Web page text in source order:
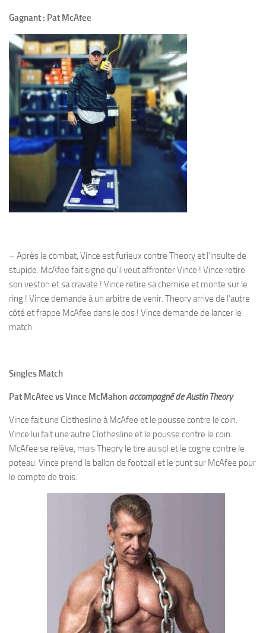
Gagnant : Pat McAfee
– Après le combat, Vince est furieux contre Theory et l’insulte de
stupide. McAfee fait signe qu’il veut affronter Vince ! Vince retire
son veston et sa cravate ! Vince retire sa chemise et monte sur le
ring ! Vince demande à un arbitre de venir. Theory arrive de l’autre
côté et frappe McAfee dans le dos ! Vince demande de lancer le
match.
Singles Match
Pat McAfee vs Vince McMahon accompagné de Austin Theory
Vince fait une Clothesline à McAfee et le pousse contre le coin.
Vince lui fait une autre Clothesline et le pousse contre le coin.
McAfee se relève, mais Theory le tire au sol et le cogne contre le
poteau. Vince prend le ballon de football et le punt sur McAfee pour
le compte de trois.